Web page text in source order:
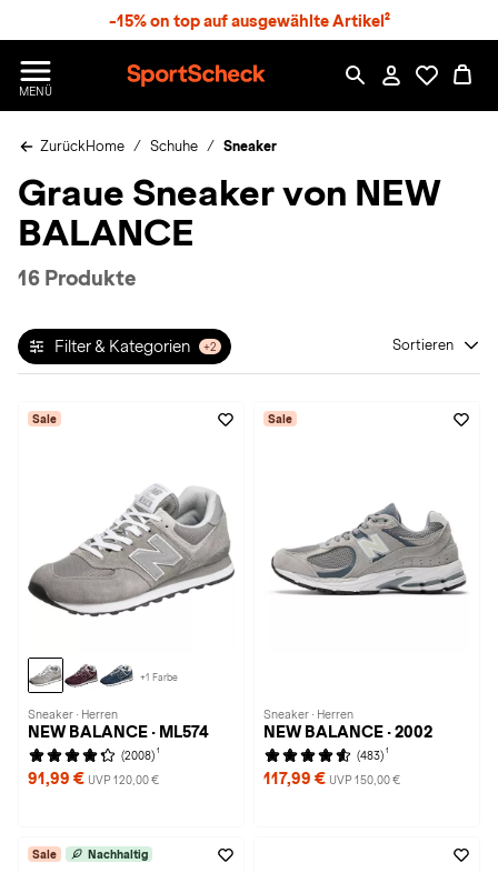
-15% on top auf ausgewählte Artikel²
MENÜ
p
r
S
h
c
ZurückHome Schuhe Sneaker
Graue Sneaker von NEW
BALANCE
16 Produkte
Filter & Kategorien +2 Sortieren
Sale
+1 Farbe
Sneaker · Herren
NEW BALANCE · ML574
(2008) 1
91,99 € UVP 120,00 €
Sale
Sneaker · Herren
NEW BALANCE · 2002
(483) 1
117,99 € UVP 150,00 €
Sale Nachhaltig